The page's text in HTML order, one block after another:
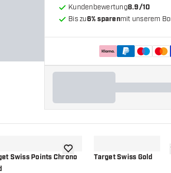
Kundenbewertung8.9/10
Bis zu6% sparenmit unserem
hinzufügen
Swiss Points ChronoZur Wunschliste hinzufügen
Target Swiss Gold